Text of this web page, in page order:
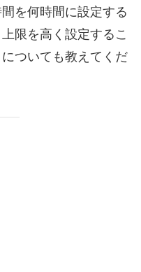
を何時間に設定する
限を高く設定するこ
ついても教えてくだ